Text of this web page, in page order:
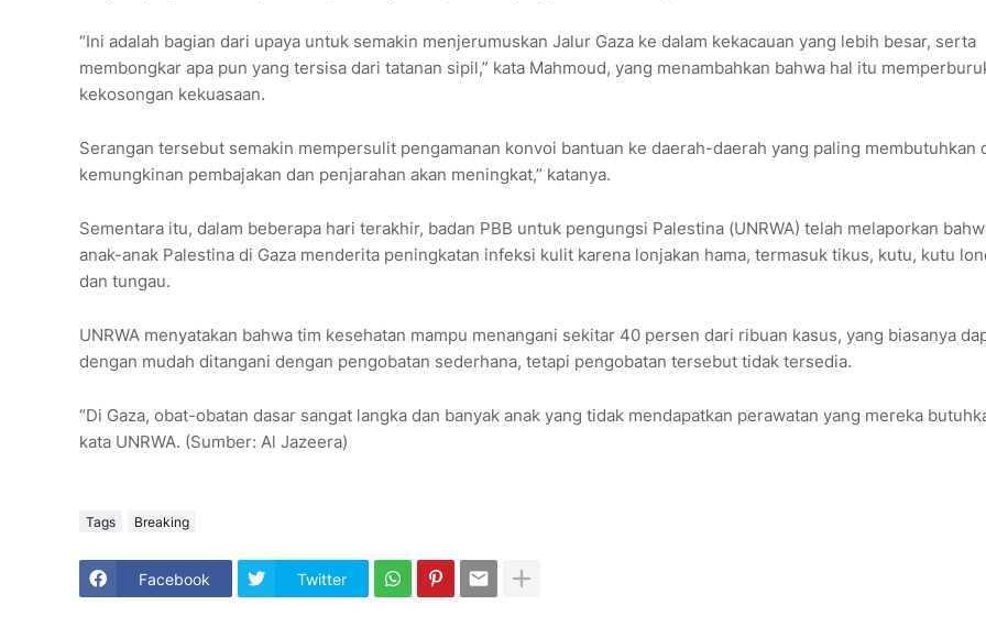
“Ini adalah bagian dari upaya untuk semakin menjerumuskan Jalur Gaza ke dalam kekacauan yang lebih besar, serta
membongkar apa pun yang tersisa dari tatanan sipil,” kata Mahmoud, yang menambahkan bahwa hal itu
kekosongan kekuasaan.
Serangan tersebut semakin mempersulit pengamanan konvoi bantuan ke daerah-daerah yang paling membutuhkan
kemungkinan pembajakan dan penjarahan akan meningkat,” katanya.
Sementara itu, dalam beberapa hari terakhir, badan PBB untuk pengungsi Palestina (UNRWA) telah melaporkan
anak-anak Palestina di Gaza menderita peningkatan infeksi kulit karena lonjakan hama, termasuk tikus, kutu, kutu
dan tungau.
UNRWA menyatakan bahwa tim kesehatan mampu menangani sekitar 40 persen dari ribuan kasus, yang biasanya
dengan mudah ditangani dengan pengobatan sederhana, tetapi pengobatan tersebut tidak tersedia.
“Di Gaza, obat-obatan dasar sangat langka dan banyak anak yang tidak mendapatkan perawatan yang mereka
kata UNRWA. (Sumber: Al Jazeera)
Tags Breaking
Facebook Twitter